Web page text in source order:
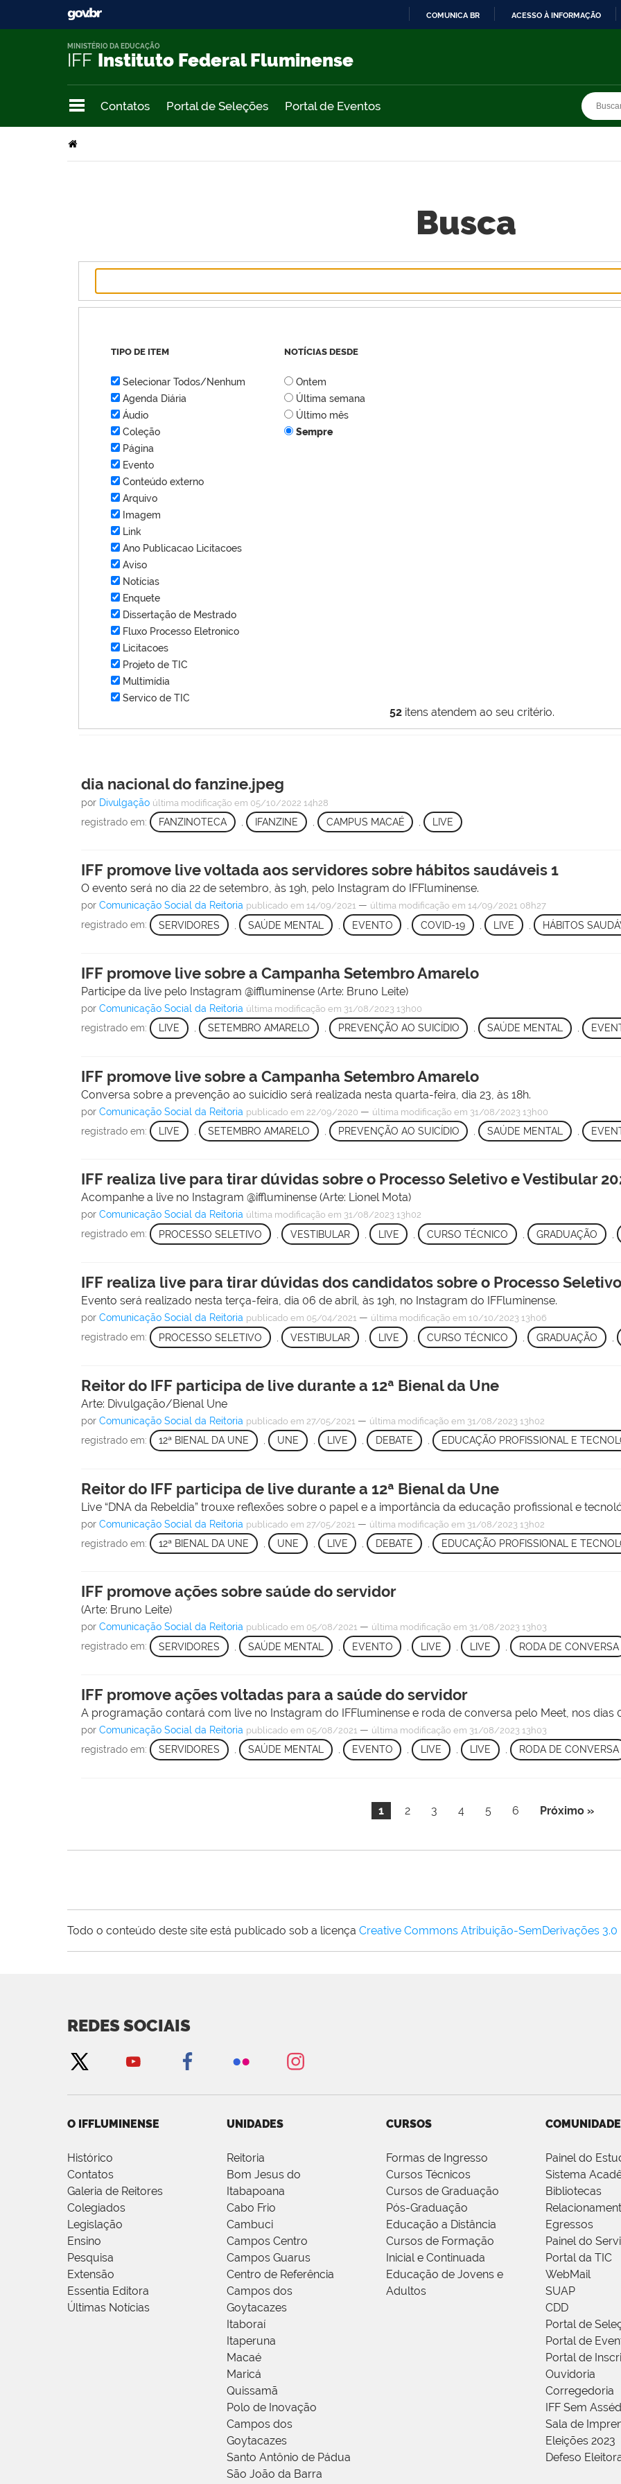
COMUNICA BR ACESSO À INFORMAÇÃO
IFF Instituto Federal Fluminense
MINISTÉRIO DA EDUCAÇÃO
Contatos Portal de Seleções Portal de Eventos
Busca
52 itens atendem ao seu critério.
TIPO DE ITEM
Selecionar Todos/Nenhum
Agenda Diária
Áudio
Coleção
Página
Evento
Conteúdo externo
Arquivo
Imagem
Link
Ano Publicacao Licitacoes
Aviso
Notícias
Enquete
Dissertação de Mestrado
Fluxo Processo Eletronico
Licitacoes
Projeto de TIC
Multimídia
Servico de TIC
NOTÍCIAS DESDE
Ontem
Última semana
Último mês
Sempre
dia nacional do fanzine.jpeg
por Divulgação última modificação em 05/10/2022 14h28
registrado em: FANZINOTECA IFANZINE CAMPUS MACAÉ , LIVE
IFF promove live voltada aos servidores sobre hábitos saudáveis 1
O evento será no dia 22 de setembro, às 19h, pelo Instagram do IFFluminense.
porComunicação Social da Reitoria publicado em 14/09/2021 — última modificação em 14/09/2021 08h27
registrado em: SERVIDORES SAÚDE MENTAL EVENTO , COVID-19 , LIVE HÁBITOS
IFF promove live sobre a Campanha Setembro Amarelo
Participe da live pelo Instagram @iffluminense (Arte: Bruno Leite)
porComunicação Social da Reitoria última modificação em 31/08/2023 13h00
registrado em: LIVE , SETEMBRO AMARELO , PREVENÇÃO AO SUICÍDIO , SAÚDE MENTAL ,
IFF promove live sobre a Campanha Setembro Amarelo
Conversa sobre a prevenção ao suicídio será realizada nesta quarta-feira, dia 23, às 18h.
porComunicação Social da Reitoria publicado em 22/09/2020 — última modificação em 31/08/2023 13h00
registrado em: LIVE SETEMBRO AMARELO PREVENÇÃO AO SUICÍDIO , SAÚDE MENTAL ,
IFF realiza live para tirar dúvidas sobre o Processo Seletivo e Vestibular
Acompanhe a live no Instagram @iffluminense (Arte: Lionel Mota)
porComunicação Social da Reitoria última modificação em 31/08/2023 13h02
registrado em: PROCESSO SELETIVO VESTIBULAR LIVE , CURSO TÉCNICO , GRADUAÇÃO
IFF realiza live para tirar dúvidas dos candidatos sobre o Processo
Evento será realizado nesta terça-feira, dia 06 de abril, às 19h, no Instagram do IFFluminense.
porComunicação Social da Reitoria publicado em 05/04/2021 — última modificação em 10/10/2023 13h06
registrado em: PROCESSO SELETIVO VESTIBULAR LIVE , CURSO TÉCNICO , GRADUAÇÃO
Reitor do IFF participa de live durante a 12ª Bienal da Une
Arte: Divulgação/Bienal Une
porComunicação Social da Reitoria publicado em 27/05/2021 — última modificação em 31/08/2023 13h02
registrado em: 12ª BIENAL DA UNE , UNE , LIVE , DEBATE , EDUCAÇÃO PROFISSIONAL E
Reitor do IFF participa de live durante a 12ª Bienal da Une
Live “DNA da Rebeldia” trouxe reflexões sobre o papel e a importância da educação profissional e
porComunicação Social da Reitoria publicado em 27/05/2021 — última modificação em 31/08/2023 13h02
registrado em: 12ª BIENAL DA UNE UNE LIVE , DEBATE , EDUCAÇÃO PROFISSIONAL E
IFF promove ações sobre saúde do servidor
(Arte: Bruno Leite)
porComunicação Social da Reitoria publicado em 05/08/2021 — última modificação em 31/08/2023 13h03
registrado em: SERVIDORES SAÚDE MENTAL EVENTO , LIVE , LIVE RODA DE CONVERSA
IFF promove ações voltadas para a saúde do servidor
A programação contará com live no Instagram do IFFluminense e roda de conversa pelo Meet, nos dias
porComunicação Social da Reitoria publicado em 05/08/2021 — última modificação em 31/08/2023 13h03
registrado em: SERVIDORES , SAÚDE MENTAL , EVENTO , LIVE , LIVE , RODA DE CONVERSA
1 2 3 4 5 6 Próximo »
Todo o conteúdo deste site está publicado sob a licença Creative Commons Atribuição-SemDerivações
REDES SOCIAIS
O IFFLUMINENSE
Histórico
Contatos
Galeria de Reitores
Colegiados
Legislação
Ensino
Pesquisa
Extensão
Essentia Editora
Últimas Notícias
UNIDADES
Reitoria
Bom Jesus do
Itabapoana
Cabo Frio
Cambuci
Campos Centro
Campos Guarus
Centro de Referência
Campos dos
Goytacazes
Itaboraí
Itaperuna
Macaé
Maricá
Quissamã
Polo de Inovação
Campos dos
Goytacazes
Santo Antônio de Pádua
São João da Barra
CURSOS
Formas de Ingresso
Cursos Técnicos
Cursos de Graduação
Pós-Graduação
Educação a Distância
Cursos de Formação
Inicial e Continuada
Educação de Jovens e
Adultos
COMUNIDADE
Painel do
Sistema
Bibliotecas
Egressos
Painel do
Portal da TIC
WebMail
SUAP
CDD
Portal de
Portal de
Portal de
Ouvidoria
Corregedoria
IFF Sem
Sala de
Eleições 2023
Defeso